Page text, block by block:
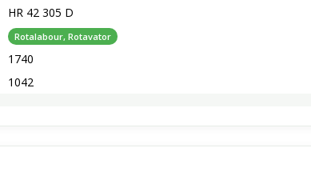
HR 42 305 D
Rotalabour, Rotavator
1740
1042